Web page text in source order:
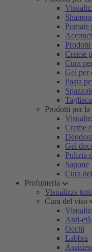
Pomate
Prodotti
Creme
Cura
Gel per
Pasta
Prodotti per
Creme
Gel
Pulizia
Sapone
Cura
Profumeria
Visualizza tutti
Cura del viso
Anti-età
Occhi
Labbra